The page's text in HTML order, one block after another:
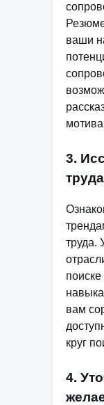
ваши
3.
труда
труда.
вам
круг
4.